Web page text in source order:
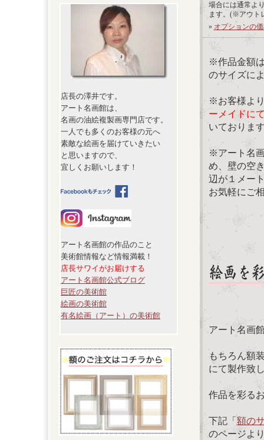
店長の澤井です。
アート名画館は、
名画の油絵複製画専門店です。
一人でも多くのお客様の元へ
素敵な絵画を届けていきたい
と思いますので、
宜しくお願いします！
アート名画館の作品のこと
美術館情報など情報満載！
店長サワイがお届けする
アート名画館公式ブログ
巨匠の美術館
絵画の美術館
有名絵画（アート）の美術館
場合には通常よ
ます。(※アウト
» オプションの
※作品金額
のサイズに
※お客様よ
ーメイドに
いておりま
※アート名
め、壁の空
辺が１メー
お気軽にご
アート名画
もちろん額
にて製作致
作品を彩る
下記「額の
のページよ